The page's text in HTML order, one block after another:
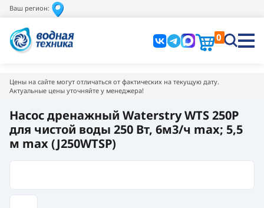
Ваш регион:
0
Цены на сайте могут отличаться от фактических на текущую дату.
Актуальные цены уточняйте у менеджера!
Насос дренажный Waterstry WTS 250P
для чистой воды 250 Вт, 6м3/ч max; 5,5
м max (J250WTSP)